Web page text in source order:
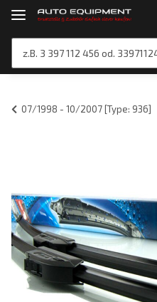
07/1998 - 10/2007 [Type: 936]